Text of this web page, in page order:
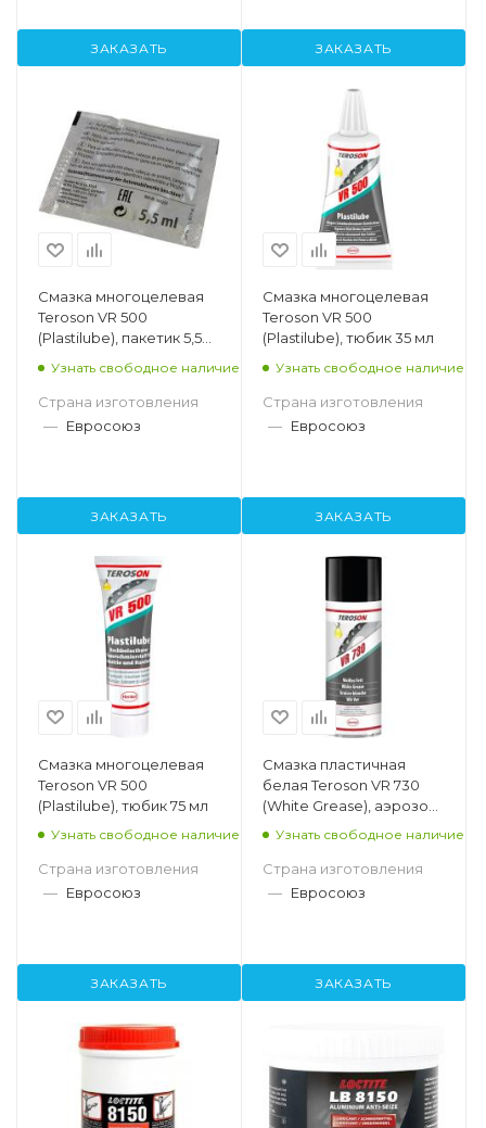
ЗАКАЗАТЬ ЗАКАЗАТЬ
Смазка многоцелевая
Teroson VR 500
(Plastilube), пакетик 5,5
Узнать свободное наличие
Страна изготовления
— Евросоюз
ЗАКАЗАТЬ
Смазка многоцелевая
Teroson VR 500
(Plastilube), тюбик 35 мл
Узнать свободное наличие
Страна изготовления
— Евросоюз
ЗАКАЗАТЬ
Смазка многоцелевая
Teroson VR 500
(Plastilube), тюбик 75 мл
Узнать свободное наличие
Страна изготовления
— Евросоюз
ЗАКАЗАТЬ
Смазка пластичная
белая Teroson VR 730
(White Grease), аэрозоль
Узнать свободное наличие
Страна изготовления
— Евросоюз
ЗАКАЗАТЬ